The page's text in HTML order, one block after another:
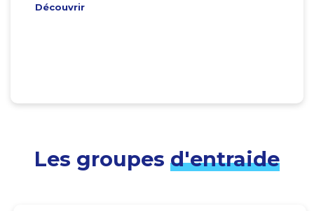
Découvrir
Les groupes d'entraide